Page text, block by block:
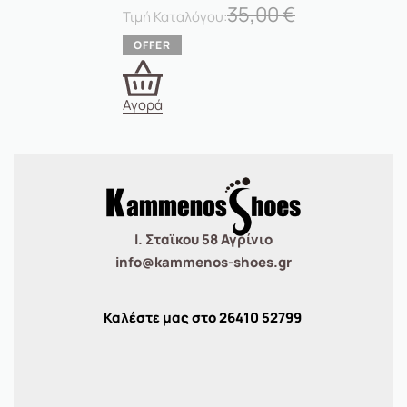
35,00€
Αγορά
Ι. Σταϊκου 58 Αγρίνιο
info@kammenos-shoes.gr
Καλέστε μας στο26410 52799